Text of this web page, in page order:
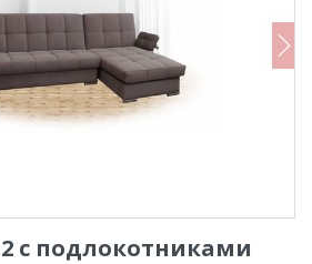
с подлокотниками